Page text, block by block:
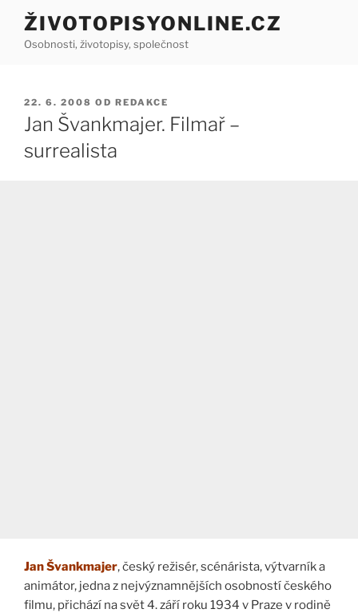
Přejít
obsahu
ŽIVOTOPISYONLINE.CZ
Osobnosti, životopisy, společnost
PUBLIKOVÁNO
22. 6. 2008 OD REDAKCE
Jan Švankmajer. Filmař –
surrealista
Jan Švankmajer, český režisér, scénárista, výtvarník a
animátor, jedna z nejvýznamnějších osobností českého
filmu, přichází na svět 4. září roku 1934 v Praze v rodině